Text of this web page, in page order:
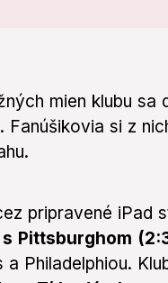
mien klubu sa
. Fanúšikovia si z
pripravené iPad
Pittsburghom
a Philadelphiou.